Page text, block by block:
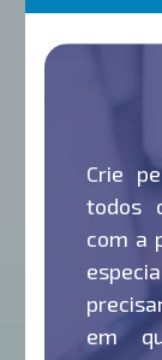
Crie
todos
com a
em